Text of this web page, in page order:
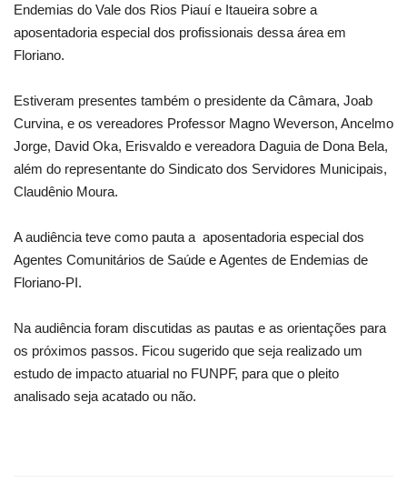
Endemias do Vale dos Rios Piauí e Itaueira sobre a
aposentadoria especial dos profissionais dessa área em
Floriano.
Estiveram presentes também o presidente da Câmara, Joab
Curvina, e os vereadores Professor Magno Weverson, Ancelmo
Jorge, David Oka, Erisvaldo e vereadora Daguia de Dona Bela,
além do representante do Sindicato dos Servidores Municipais,
Claudênio Moura.
A audiência teve como pauta a aposentadoria especial dos
Agentes Comunitários de Saúde e Agentes de Endemias de
Floriano-PI.
Na audiência foram discutidas as pautas e as orientações para
os próximos passos. Ficou sugerido que seja realizado um
estudo de impacto atuarial no FUNPF, para que o pleito
analisado seja acatado ou não.